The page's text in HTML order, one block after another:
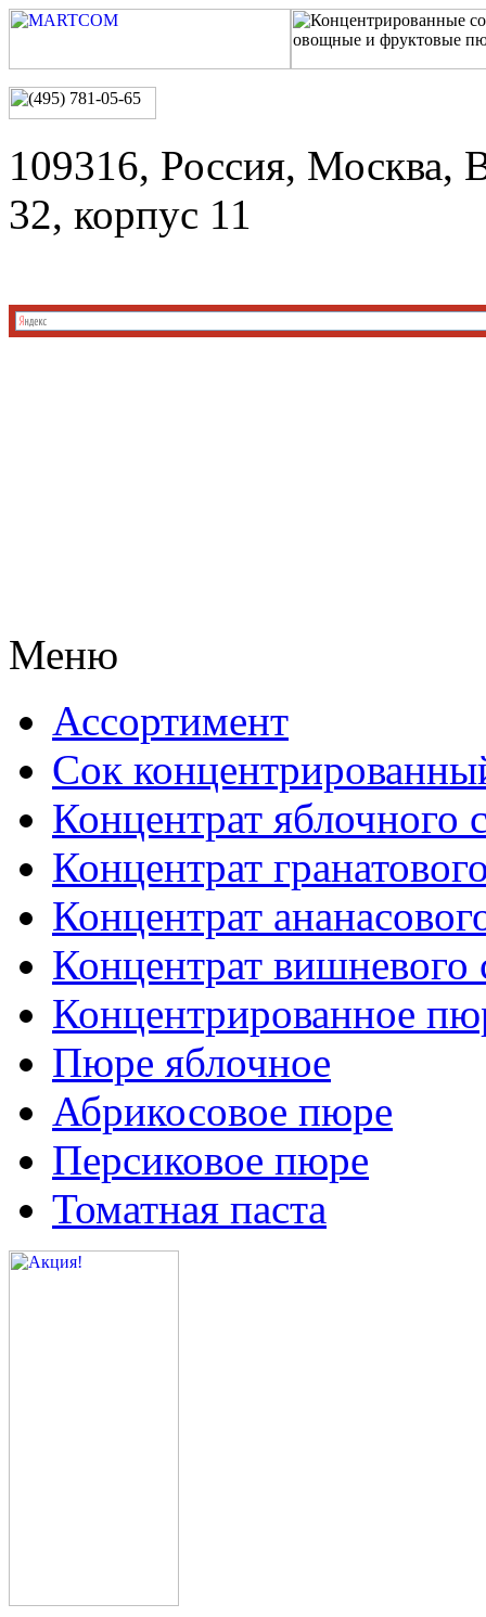
109316, Россия, Москва,
32, корпус 11
Меню
Ассортимент
Сок
Концентрат яблочного
Концентрат
Концентрат
Концентрат вишневого
Концентрированное
Пюре яблочное
Абрикосовое пюре
Персиковое пюре
Томатная паста